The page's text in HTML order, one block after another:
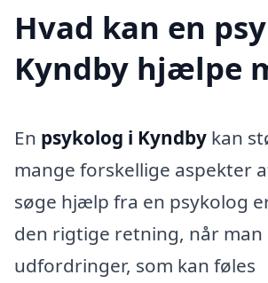
Hvad kan en
Kyndby hjælpe
En psykolog i Kyndby kan
mange forskellige aspekter
søge hjælp fra en psykolog
den rigtige retning, når
udfordringer, som kan føles